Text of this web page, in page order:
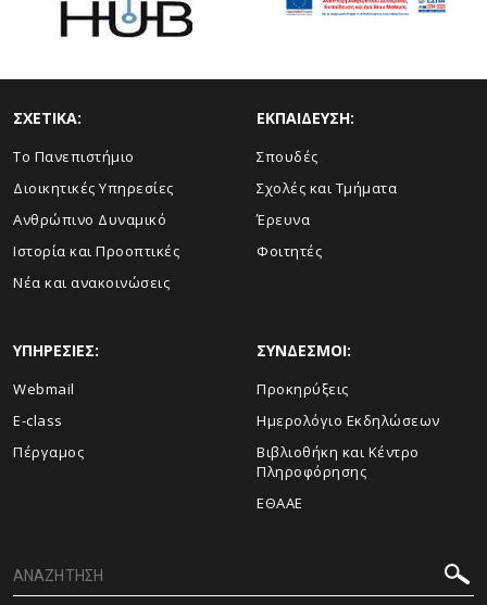
ΣΧΕΤΙΚΑ:
Το Πανεπιστήμιο
Διοικητικές Υπηρεσίες
Ανθρώπινο Δυναμικό
Ιστορία και Προοπτικές
Νέα και ανακοινώσεις
ΕΚΠΑΙΔΕΥΣΗ:
Σπουδές
Σχολές και Τμήματα
Έρευνα
Φοιτητές
ΥΠΗΡΕΣΙΕΣ:
Webmail
E-class
Πέργαμος
ΣΥΝΔΕΣΜΟΙ:
Προκηρύξεις
Ημερολόγιο Εκδηλώσεων
Βιβλιοθήκη και Κέντρο
Πληροφόρησης
ΕΘΑΑΕ